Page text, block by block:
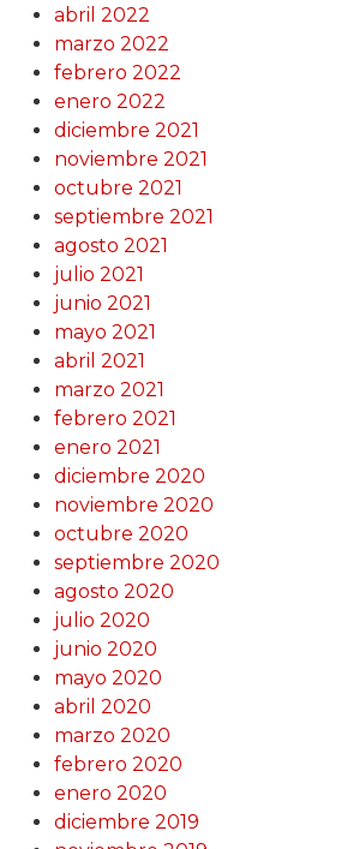
abril 2022
marzo 2022
febrero 2022
enero 2022
diciembre 2021
noviembre 2021
octubre 2021
septiembre 2021
agosto 2021
julio 2021
junio 2021
mayo 2021
abril 2021
marzo 2021
febrero 2021
enero 2021
diciembre 2020
noviembre 2020
octubre 2020
septiembre 2020
agosto 2020
julio 2020
junio 2020
mayo 2020
abril 2020
marzo 2020
febrero 2020
enero 2020
diciembre 2019